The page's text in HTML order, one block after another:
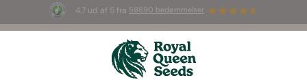
4.7 ud af 5 fra 58690 bedømmelser
3 White Widow Auto frøGRATIS til de